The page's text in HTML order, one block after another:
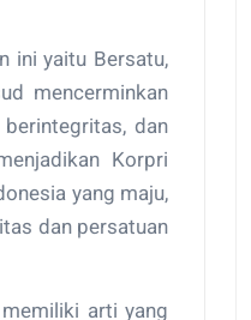
ini yaitu Bersatu,
mencerminkan
dan
Korpri
yang maju,
dan persatuan
arti yang